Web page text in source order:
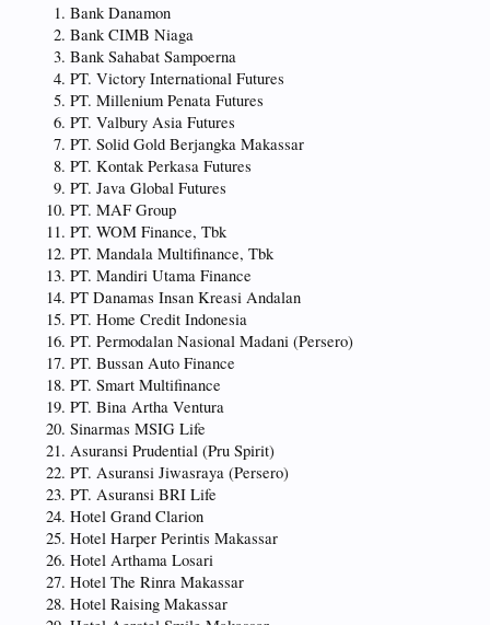
Bank Danamon
Bank CIMB Niaga
Bank Sahabat Sampoerna
PT. Victory International Futures
PT. Millenium Penata Futures
PT. Valbury Asia Futures
PT. Solid Gold Berjangka Makassar
PT. Kontak Perkasa Futures
PT. Java Global Futures
PT. MAF Group
PT. WOM Finance, Tbk
PT. Mandala Multifinance, Tbk
PT. Mandiri Utama Finance
PT Danamas Insan Kreasi Andalan
PT. Home Credit Indonesia
PT. Permodalan Nasional Madani (Persero)
PT. Bussan Auto Finance
PT. Smart Multifinance
PT. Bina Artha Ventura
Sinarmas MSIG Life
Asuransi Prudential (Pru Spirit)
PT. Asuransi Jiwasraya (Persero)
PT. Asuransi BRI Life
Hotel Grand Clarion
Hotel Harper Perintis Makassar
Hotel Arthama Losari
Hotel The Rinra Makassar
Hotel Raising Makassar